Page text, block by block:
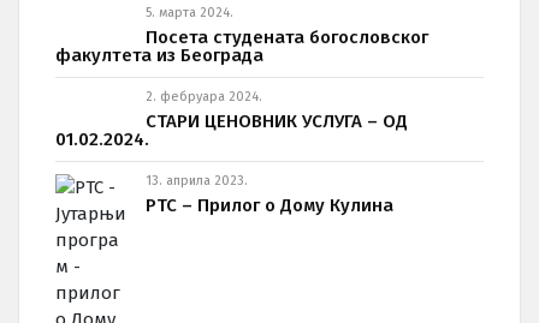
5. марта 2024.
Посета студената богословског
факултета из Београда
2. фебруара 2024.
СТАРИ ЦЕНОВНИК УСЛУГА – ОД
01.02.2024.
13. априла 2023.
РТС – Прилог о Дому Кулина